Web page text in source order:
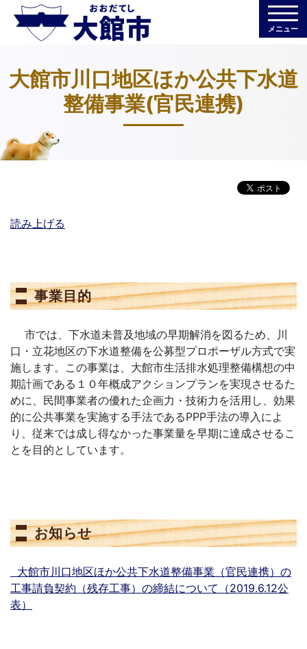
メニュー
大館市川口地区ほか公共下水道
整備事業(官民連携)
読み上げる
事業目的
市では、下水道未普及地域の早期解消を図るため、川
口・立花地区の下水道整備を公募型プロポーザル方式で実
施します。この事業は、大館市生活排水処理整備構想の中
期計画である１０年概成アクションプランを実現させるた
めに、民間事業者の優れた企画力・技術力を活用し、効果
的に公共事業を実施する手法であるPPP手法の導入によ
り、従来では成し得なかった事業量を早期に達成させるこ
とを目的としています。
お知らせ
大館市川口地区ほか公共下水道整備事業（官民連携）の
工事請負契約（残存工事）の締結について（2019.6.12公
表）